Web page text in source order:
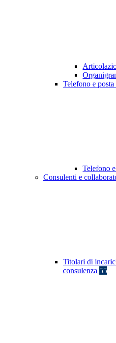
Telefono e posta
Telefono
Consulenti e
Titolari di
consulenza 55